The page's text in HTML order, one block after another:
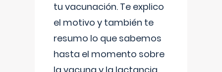
tu vacunación. Te explico
el motivo y también te
resumo lo que sabemos
hasta el momento sobre